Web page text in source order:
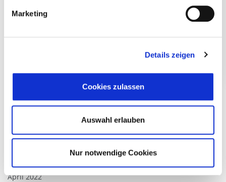
Marketing
Details zeigen
Cookies zulassen
Auswahl erlauben
Nur notwendige Cookies
August 2023
Februar 2023
Dezember 2022
September 2022
April 2022